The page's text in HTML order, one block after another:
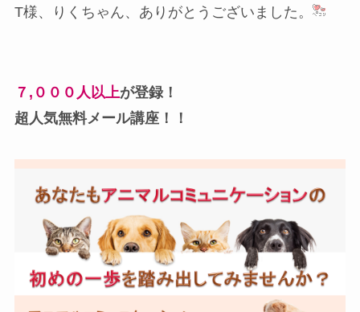
T様、りくちゃん、ありがとうございました。
７,０００人以上が登録！
超人気無料メール講座！！